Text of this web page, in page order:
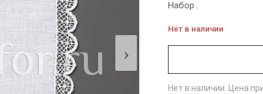
›
Набор .
Нет в наличии
Нет в наличии. Цена